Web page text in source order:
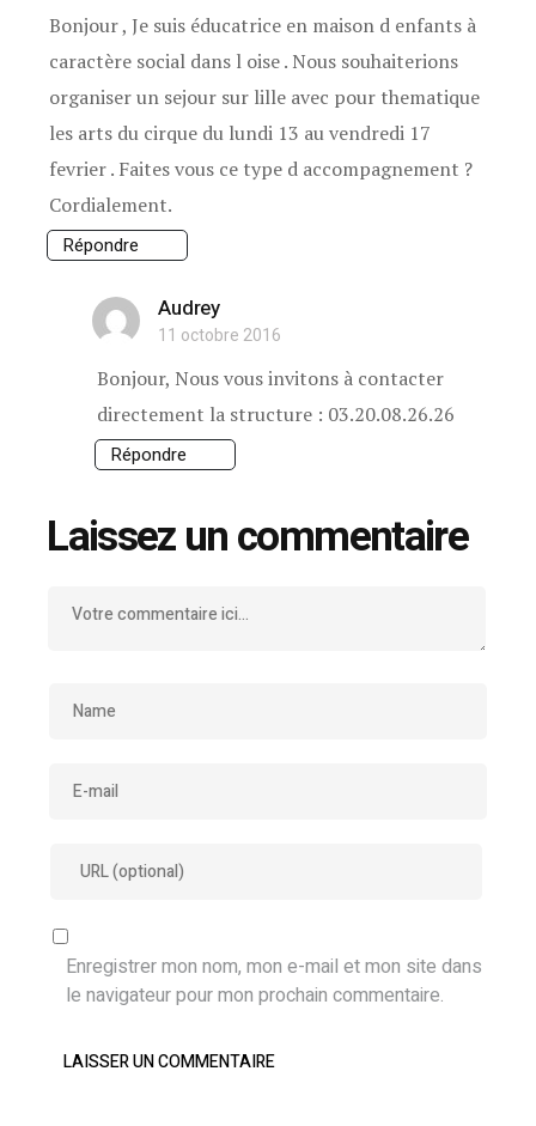
Bonjour , Je suis éducatrice en maison d enfants à
caractère social dans l oise . Nous souhaiterions
organiser un sejour sur lille avec pour thematique
les arts du cirque du lundi 13 au vendredi 17
fevrier . Faites vous ce type d accompagnement ?
Cordialement.
Répondre
Audrey
11 octobre 2016
Bonjour, Nous vous invitons à contacter
directement la structure : 03.20.08.26.26
Répondre
Laissez un commentaire
Enregistrer mon nom, mon e-mail et mon site dans
le navigateur pour mon prochain commentaire.